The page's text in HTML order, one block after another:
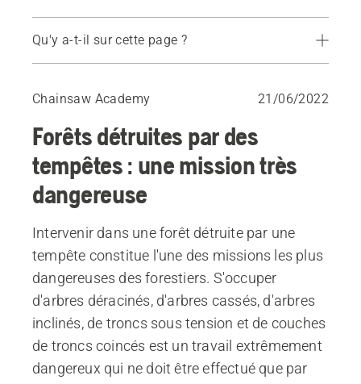
Qu'y a-t-il sur cette page ?
Ordre correct d’abattage
Chainsaw Academy 21/06/2022
Forêts détruites par des
tempêtes : une mission très
dangereuse
Intervenir dans une forêt détruite par une
tempête constitue l'une des missions les plus
dangereuses des forestiers. S'occuper
d'arbres déracinés, d'arbres cassés, d'arbres
inclinés, de troncs sous tension et de couches
de troncs coincés est un travail extrêmement
dangereux qui ne doit être effectué que par